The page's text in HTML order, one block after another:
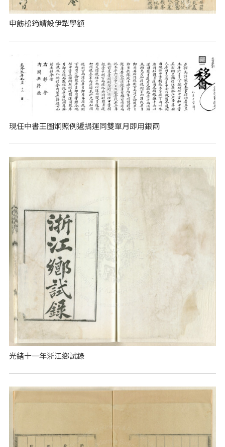
申飭松筠請設伊犁學額
現任中書王圖炯照例遞捐運同雙單月即用銀兩
光緒十一年浙江鄉試錄